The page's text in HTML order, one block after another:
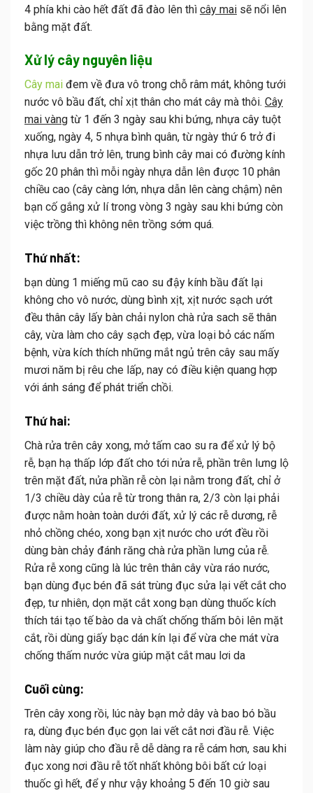
4 phía khi cào hết đất đã đào lên thì cây mai sẽ nổi lên
bằng mặt đất.
Xử lý cây nguyên liệu
Cây mai đem về đưa vô trong chỗ râm mát, không tưới
nước vô bầu đất, chỉ xịt thân cho mát cây mà thôi. Cây
mai vàng từ 1 đến 3 ngày sau khi bứng, nhựa cây tuột
xuống, ngày 4, 5 nhựa bình quân, từ ngày thứ 6 trở đi
nhựa lưu dẫn trở lên, trung bình cây mai có đường kính
gốc 20 phân thì mỗi ngày nhựa dẫn lên được 10 phân
chiều cao (cây càng lớn, nhựa dẫn lên càng chậm) nên
bạn cố gắng xử lí trong vòng 3 ngày sau khi bứng còn
việc trồng thì không nên trồng sớm quá.
Thứ nhất:
bạn dùng 1 miếng mũ cao su đậy kính bầu đất lại
không cho vô nước, dùng bình xịt, xịt nước sạch ướt
đều thân cây lấy bàn chải nylon chà rửa sach sẽ thân
cây, vừa làm cho cây sạch đẹp, vừa loại bỏ các nấm
bệnh, vừa kích thích những mắt ngủ trên cây sau mấy
mươi năm bị rêu che lấp, nay có điều kiện quang hợp
với ánh sáng để phát triển chồi.
Thứ hai:
Chà rửa trên cây xong, mở tấm cao su ra để xử lý bộ
rễ, bạn hạ thấp lớp đất cho tới nửa rễ, phần trên lưng lộ
trên mặt đất, nửa phần rễ còn lại nằm trong đất, chỉ ở
1/3 chiều dày của rễ từ trong thân ra, 2/3 còn lại phải
được nằm hoàn toàn dưới đất, xử lý các rễ dương, rễ
nhỏ chồng chéo, xong bạn xịt nước cho ướt đều rồi
dùng bàn chảy đánh răng chà rửa phần lưng của rễ.
Rửa rễ xong cũng là lúc trên thân cây vừa ráo nước,
bạn dùng đục bén đã sát trùng đục sửa lại vết cắt cho
đẹp, tư nhiên, dọn mặt cắt xong bạn dùng thuốc kích
thích tái tạo tế bào da và chất chống thấm bôi lên mặt
cắt, rồi dùng giấy bạc dán kín lại để vừa che mát vừa
chống thấm nước vừa giúp mặt cắt mau lơi da
Cuối cùng:
Trên cây xong rồi, lúc này bạn mở dây và bao bó bầu
ra, dùng đục bén đục gọn lai vết cắt nơi đầu rễ. Việc
làm này giúp cho đầu rễ dễ dàng ra rễ cám hơn, sau khi
đục xong nơi đầu rễ tốt nhất không bôi bất cứ loại
thuốc gì hết, để y như vậy khoảng 5 đến 10 giờ sau